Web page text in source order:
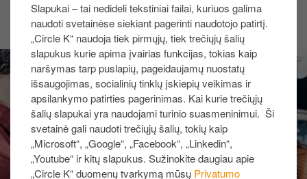
Slapukai – tai nedideli tekstiniai failai, kuriuos galima
naudoti svetainėse siekiant pagerinti naudotojo patirtį.
„Circle K“ naudoja tiek pirmųjų, tiek trečiųjų šalių
slapukus kurie apima įvairias funkcijas, tokias kaip
naršymas tarp puslapių, pageidaujamų nuostatų
išsaugojimas, socialinių tinklų įskiepių veikimas ir
apsilankymo patirties pagerinimas. Kai kurie trečiųjų
šalių slapukai yra naudojami turinio suasmeninimui. Ši
svetainė gali naudoti trečiųjų šalių, tokių kaip
„Microsoft“, „Google“, „Facebook“, „Linkedin“,
„Youtube“ ir kitų slapukus. Sužinokite daugiau apie
„Circle K“ duomenų tvarkymą mūsų Privatumo
r
i
d
i
n
į
Share on:
I
m
g
e